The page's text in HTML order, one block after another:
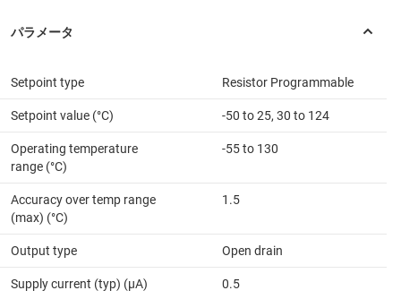
Setpoint type Resistor Programmable
Setpoint value (°C) -50 to 25, 30 to 124
Operating temperature
range (°C)
-55 to 130
Accuracy over temp range
(max) (°C)
1.5
Output type Open drain
Supply current (typ) (µA) 0.5